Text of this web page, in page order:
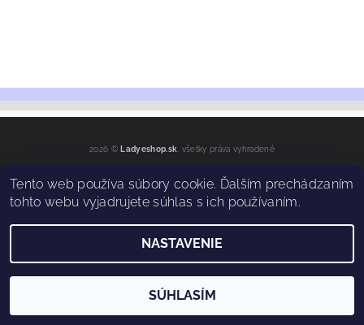
2026 © Ladyeshop.sk , všetky práva vyhradené
Vytvoril Shoptet
Tento web používa súbory cookie. Ďalším prechádzaním
tohto webu vyjadrujete súhlas s ich používaním.
NASTAVENIE
SÚHLASÍM